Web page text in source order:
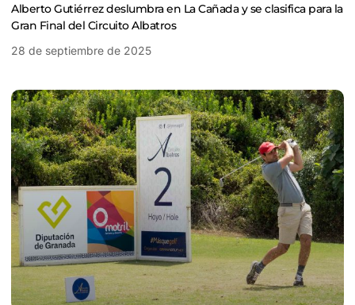
Alberto Gutiérrez deslumbra en La Cañada y se clasifica para la
Gran Final del Circuito Albatros
28 de septiembre de 2025